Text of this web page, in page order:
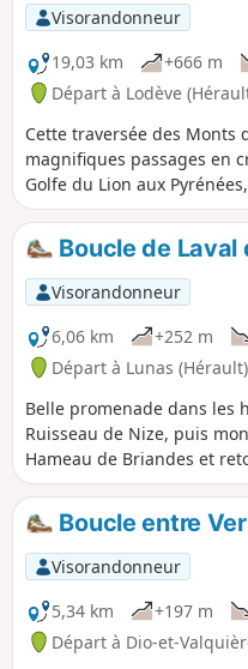
Visorandonneur
19,03 km
+666 m
Départ à Lodève
Cette traversée des Monts
magnifiques passages en
Golfe du Lion aux
Mont Saint-Baudille au
d’Orb, la Montagne de
du Caroux à l'Ouest, - sur
Nord. À mi-parcours, on
Régional du Haut-
de couleur pourpre.
Boucle de Laval
Visorandonneur
6,06 km
+252 m
Départ à Lunas
Belle promenade dans les
Ruisseau de Nize, puis
Hameau de Briandes et
Boucle entre
Visorandonneur
5,34 km
+197 m
Départ à Dio-et-